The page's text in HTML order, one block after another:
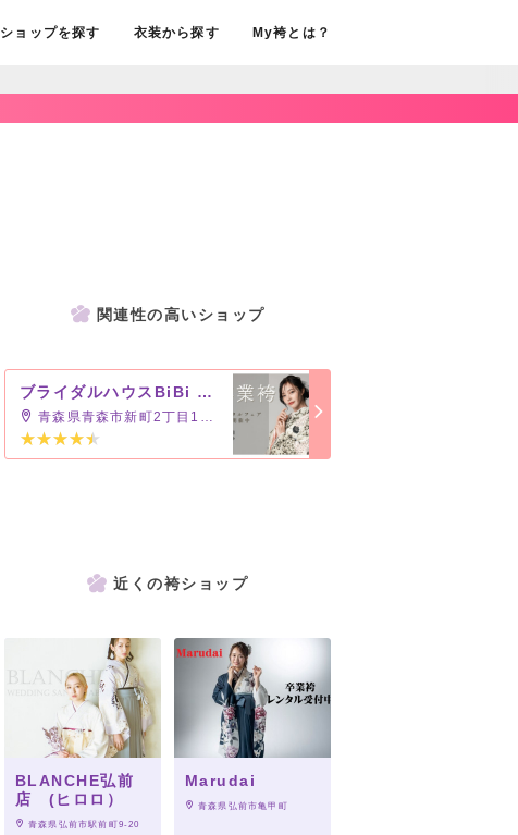
ショップを探す 衣装から探す My袴とは？
関連性の高いショップ
ブライダルハウスBiBi 青森店
青森県青森市新町2丁目1-12
近くの袴ショップ
BLANCHE弘前
店 (ヒロロ）
青森県弘前市駅前町9-20
Marudai
青森県弘前市亀甲町